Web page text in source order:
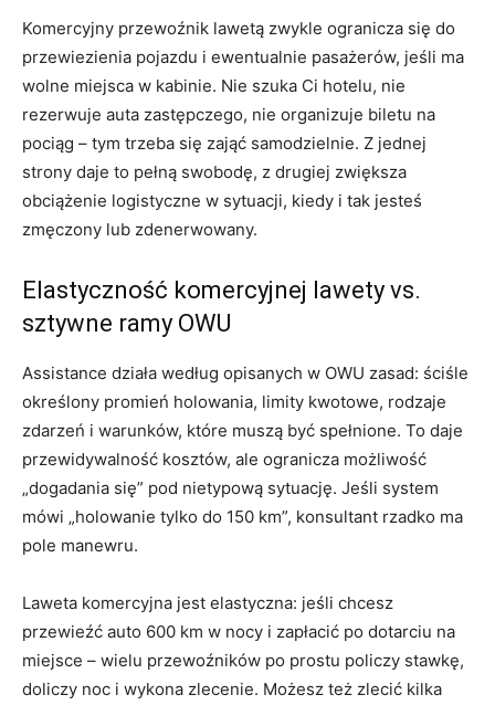
Komercyjny przewoźnik lawetą zwykle ogranicza się do
przewiezienia pojazdu i ewentualnie pasażerów, jeśli ma
wolne miejsca w kabinie. Nie szuka Ci hotelu, nie
rezerwuje auta zastępczego, nie organizuje biletu na
pociąg – tym trzeba się zająć samodzielnie. Z jednej
strony daje to pełną swobodę, z drugiej zwiększa
obciążenie logistyczne w sytuacji, kiedy i tak jesteś
zmęczony lub zdenerwowany.
Elastyczność komercyjnej lawety vs.
sztywne ramy OWU
Assistance działa według opisanych w OWU zasad: ściśle
określony promień holowania, limity kwotowe, rodzaje
zdarzeń i warunków, które muszą być spełnione. To daje
przewidywalność kosztów, ale ogranicza możliwość
„dogadania się” pod nietypową sytuację. Jeśli system
mówi „holowanie tylko do 150 km”, konsultant rzadko ma
pole manewru.
Laweta komercyjna jest elastyczna: jeśli chcesz
przewieźć auto 600 km w nocy i zapłacić po dotarciu na
miejsce – wielu przewoźników po prostu policzy stawkę,
doliczy noc i wykona zlecenie. Możesz też zlecić kilka